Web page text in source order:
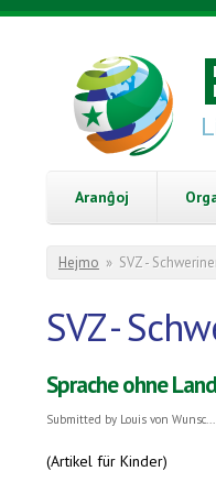
Skip to main content
Aranĝoj
You are here
Hejmo » SVZ -
SVZ -
Sprache ohne Land
Submitted by Louis von Wunsc...
(Artikel für Kinder)